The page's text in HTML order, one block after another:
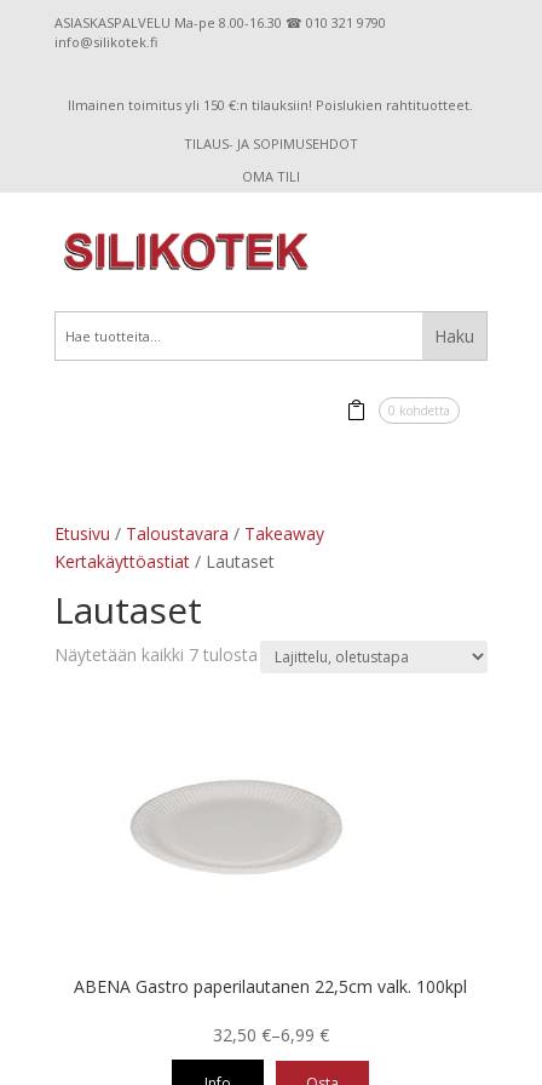
ASIASKASPALVELU Ma-pe 8.00-16.30 ☎ 010 321 9790
info@silikotek.fi
Ilmainen toimitus yli 150 €:n tilauksiin! Poislukien rahtituotteet.
TILAUS- JA SOPIMUSEHDOT
OMA TILI
0 kohdetta
Etusivu / Taloustavara / Takeaway
Kertakäyttöastiat/ Lautaset
Lautaset
Näytetään kaikki 7 tulosta
ABENA Gastro paperilautanen 22,5cm valk. 100kpl
6,99 €
–
32,50 €Hintaluokka:
6,99 €